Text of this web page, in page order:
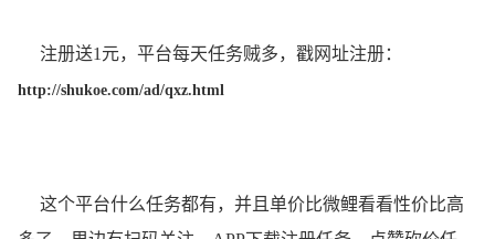
注册送1元，平台每天任务贼多，戳网址注册：
http://shukoe.com/ad/qxz.html
这个平台什么任务都有，并且单价比微鲤看看性价比高